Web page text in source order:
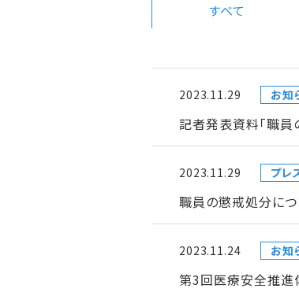
すべて
2023.11.29 お知
記者発表資料「職員
2023.11.29 プレ
職員の懲戒処分につ
2023.11.24 お知
第3回医療安全推進